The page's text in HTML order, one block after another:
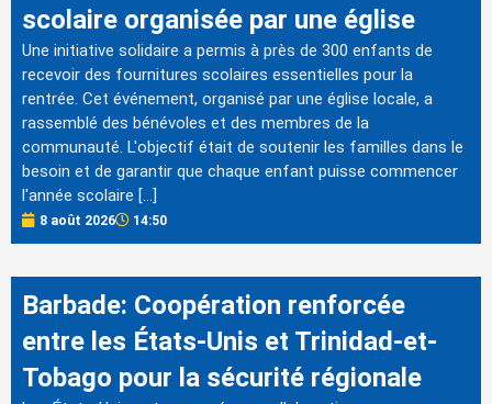
scolaire organisée par une église
Une initiative solidaire a permis à près de 300 enfants de
recevoir des fournitures scolaires essentielles pour la
rentrée. Cet événement, organisé par une église locale, a
rassemblé des bénévoles et des membres de la
communauté. L'objectif était de soutenir les familles dans le
besoin et de garantir que chaque enfant puisse commencer
l'année scolaire […]
8 août 2026 14:50
Barbade: Coopération renforcée
entre les États-Unis et Trinidad-et-
Tobago pour la sécurité régionale